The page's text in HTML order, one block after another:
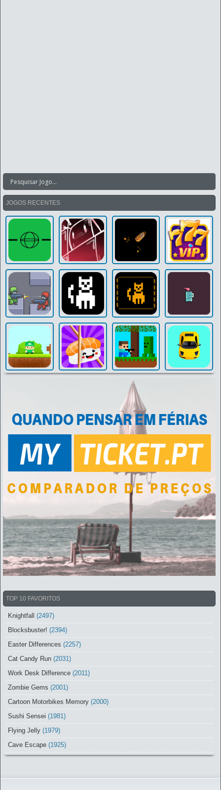
JOGOS RECENTES
TOP 10 FAVORITOS
Knightfall (2497)
Blocksbuster! (2394)
Easter Differences (2257)
Cat Candy Run (2031)
Work Desk Difference (2011)
Zombie Gems (2001)
Cartoon Motorbikes Memory (2000)
Sushi Sensei (1981)
Flying Jelly (1979)
Cave Escape (1925)